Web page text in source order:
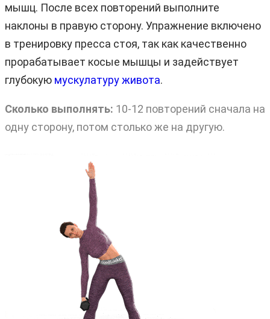
мышц. После всех повторений выполните
наклоны в правую сторону. Упражнение включено
в тренировку пресса стоя, так как качественно
прорабатывает косые мышцы и задействует
глубокую мускулатуру живота.
Сколько выполнять: 10-12 повторений сначала на
одну сторону, потом столько же на другую.